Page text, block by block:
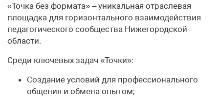
«Точка без формата» – уникальная отраслевая
площадка для горизонтального взаимодействия
педагогического сообщества Нижегородской
области.
Среди ключевых задач «Точки»:
Создание условий для профессионального
общения и обмена опытом;